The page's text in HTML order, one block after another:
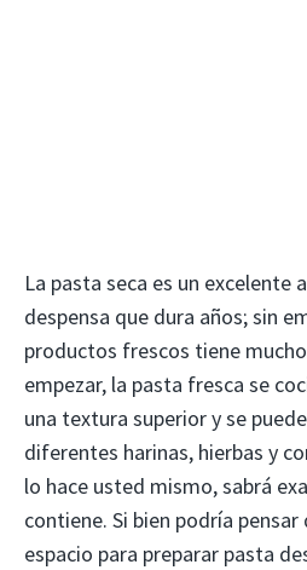
La pasta seca es un excelente
despensa que dura años; sin
productos frescos tiene
empezar, la pasta fresca se
una textura superior y se
diferentes harinas, hierbas y
lo hace usted mismo, sabrá
contiene. Si bien podría
espacio para preparar pasta